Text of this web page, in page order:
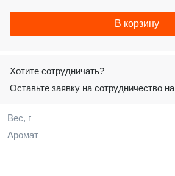
Вес, г
Аромат
В корзину
Хотите сотрудничать?
Оставьте заявку на сотрудничество на